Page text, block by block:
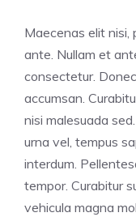
Maecenas elit nisi,
ante. Nullam et
consectetur.
accumsan.
nisi malesuada
urna vel, tempus
interdum.
tempor. Curabitur
vehicula magna